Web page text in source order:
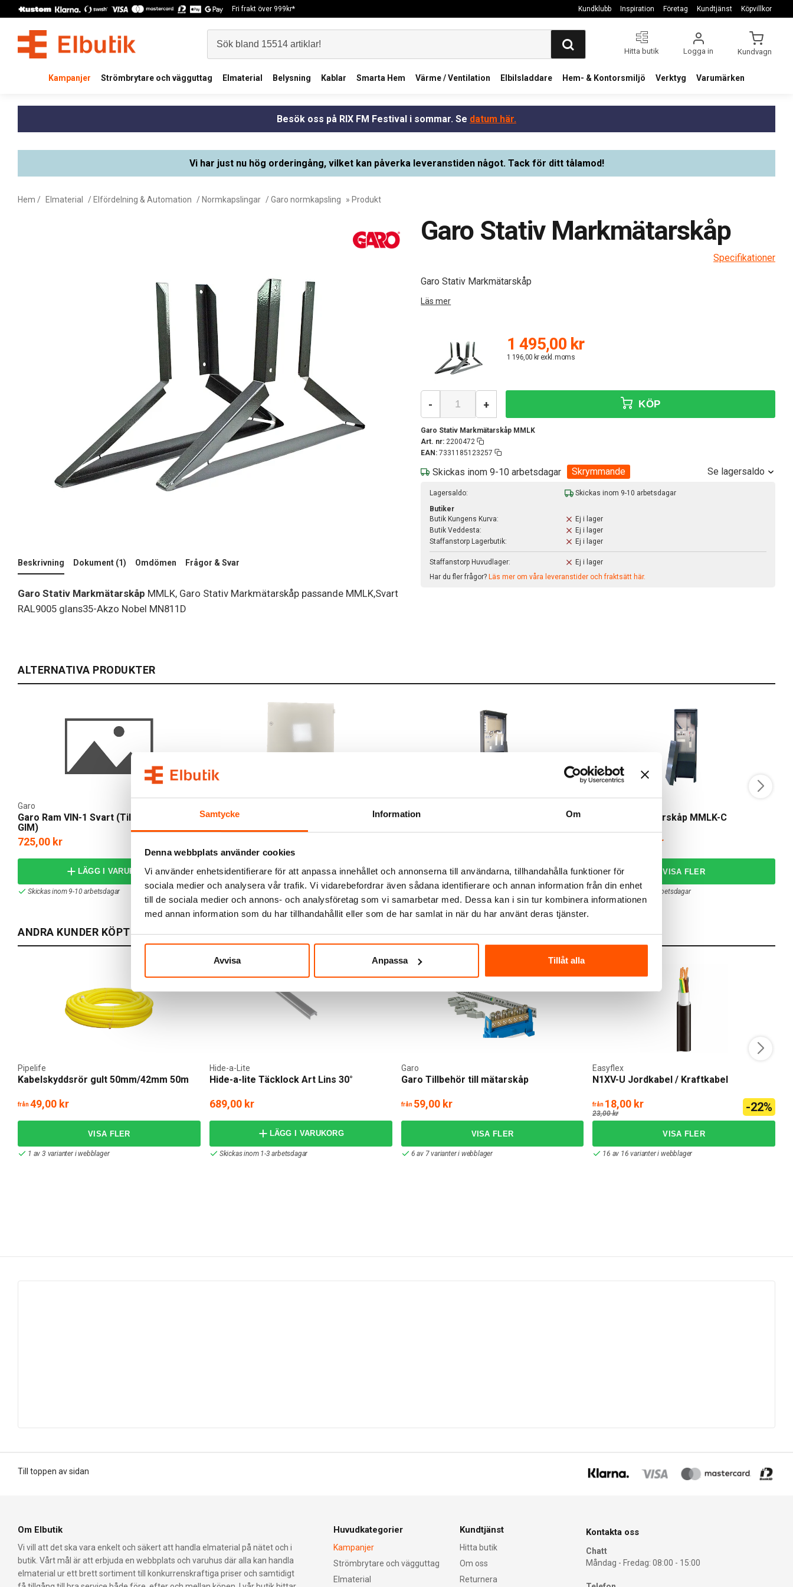
Samtycke Information Om
Denna webbplats använder cookies
Vi använder enhetsidentifierare för att anpassa innehållet och annonserna till användarna, tillhandahålla funktioner för
sociala medier och analysera vår trafik. Vi vidarebefordrar även sådana identifierare och annan information från din enhet
till de sociala medier och annons- och analysföretag som vi samarbetar med. Dessa kan i sin tur kombinera informationen
med annan information som du har tillhandahållit eller som de har samlat in när du har använt deras tjänster.
Avvisa Anpassa Tillåt alla
Fri frakt över 999kr* Kundklubb Inspiration Företag Kundtjänst Köpvillkor
Hitta butik Logga in Kundvagn
Kampanjer Strömbrytare och vägguttag Elmaterial Belysning Kablar Smarta Hem Värme / Ventilation Elbilsladdare Hem- & Kontorsmiljö Verktyg Varumärken
Besök oss på RIX FM Festival i sommar. Se datum här.
Vi har just nu hög orderingång, vilket kan påverka leveranstiden något. Tack för ditt tålamod!
Hem / Elmaterial / Elfördelning & Automation / Normkapslingar /Garo normkapsling » Produkt
Beskrivning Dokument (1) Omdömen Frågor & Svar
Garo Stativ Markmätarskåp MMLK, Garo Stativ Markmätarskåp passande MMLK,Svart
RAL9005 glans35-Akzo Nobel MN811D
Garo Stativ Markmätarskåp
Specifikationer
Garo Stativ Markmätarskåp
Läs mer
1 495,00 kr
1 196,00 kr exkl. moms
Garo Stativ Markmätarskåp MMLK
Art. nr: 2200472
EAN: 7331185123257
- + KÖP
Skickas inom 9-10 arbetsdagar Skrymmande Se lagersaldo
Lagersaldo:
Skickas inom 9-10 arbetsdagar
Butiker
Butik Kungens Kurva:
Ej i lager
Butik Veddesta:
Ej i lager
Staffanstorp Lagerbutik:
Ej i lager
Staffanstorp Huvudlager:
Ej i lager
Har du fler frågor? Läs mer om våra leveranstider och fraktsätt här.
ALTERNATIVA PRODUKTER
Garo Ram VIN-1 Svart (Till mätarskåp
GIM)
Garo
725,00 kr
LÄGG I VARUKORG
Skickas inom 9-10 arbetsdagar
Garo Dörr GIM/GUM1 Komplett med lås
LÄGG I VARUKORG
Skickas inom 9-10 arbetsdagar
Garo markmätarskåp MMLK-B 2-25
LÄGG I VARUKORG
Skickas inom 6-8 arbetsdagar
Garo Markmätarskåp MMLK-C
14 795,00 kr
Skickas inom 6-8 arbetsdagar
ANDRA KUNDER KÖPTE ÄVEN
Kabelskyddsrör gult 50mm/42mm 50m
Pipelife
från49,00 kr
1 av 3 varianter i webblager
Hide-a-lite Täcklock Art Lins 30°
Hide-a-Lite
689,00 kr
LÄGG I VARUKORG
Skickas inom 1-3 arbetsdagar
Garo Tillbehör till mätarskåp
Garo
från 59,00 kr
6 av 7 varianter i webblager
N1XV-U Jordkabel / Kraftkabel
Easyflex
från 18,00 kr
23,00 kr -22%
16 av 16 varianter i webblager
Till toppen av sidan
Om Elbutik
Vi vill att det ska vara enkelt och säkert att handla elmaterial på nätet och i
butik. Vårt mål är att erbjuda en webbplats och varuhus där alla kan handla
elmaterial ur ett brett sortiment till konkurrenskraftiga priser och samtidigt
Huvudkategorier
Kampanjer
Strömbrytare och vägguttag
Elmaterial
Kundtjänst
Hitta butik
Om oss
Returnera
Kontakta oss
Chatt
Måndag - Fredag: 08:00 - 15:00